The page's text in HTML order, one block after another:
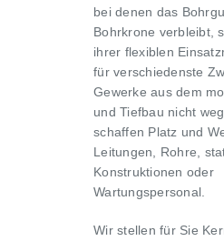
bei denen das
Bohrkrone verbleibt,
ihrer flexiblen
für verschiedenste
Gewerke aus dem
und Tiefbau nicht
schaffen Platz und
Leitungen, Rohre,
Konstruktionen oder
Wartungspersonal.
Wir stellen für Sie